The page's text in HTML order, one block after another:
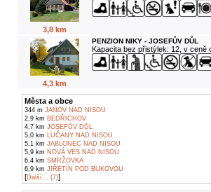
3,8 km
4,3 km
PENZION NIKY - JOSEFŮV DŮL
Kapacita bez přistýlek: 12, v ceně
Města a obce
344 m JANOV NAD NISOU
2,9 km BEDŘICHOV
4,7 km JOSEFŮV DŮL
5,0 km LUČANY NAD NISOU
5,1 km JABLONEC NAD NISOU
5,9 km NOVÁ VES NAD NISOU
6,4 km SMRŽOVKA
6,9 km JIŘETÍN POD BUKOVOU
[Další... (7)]